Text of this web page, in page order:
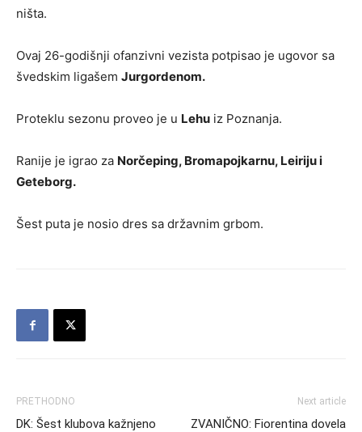
ništa.
Ovaj 26-godišnji ofanzivni vezista potpisao je ugovor sa
švedskim ligašem Jurgordenom.
Proteklu sezonu proveo je u Lehu iz Poznanja.
Ranije je igrao za Norčeping, Bromapojkarnu, Leiriju i
Geteborg.
Šest puta je nosio dres sa državnim grbom.
PRETHODNO
DK: Šest klubova kažnjeno
Next article
ZVANIČNO: Fiorentina dovela